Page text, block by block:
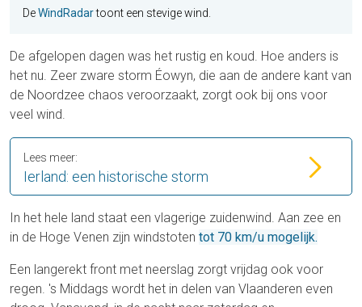
DeWindRadartoont een stevige wind.
De afgelopen dagen was het rustig en koud. Hoe anders is
het nu. Zeer zware storm Éowyn, die aan de andere kant van
de Noordzee chaos veroorzaakt, zorgt ook bij ons voor
veel wind.
Ierland: een historische storm
Lees meer:
In het hele land staat een vlagerige zuidenwind. Aan zee en
in de Hoge Venen zijn windstoten tot 70 km/u mogelijk.
Een langerekt front met neerslag zorgt vrijdag ook voor
regen. 's Middags wordt het in delen van Vlaanderen even